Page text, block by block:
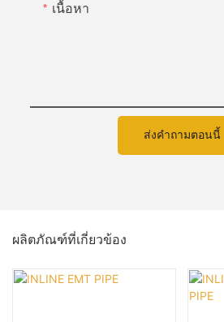
เนื้อหา
ส่งคำถามตอนนี้
ผลิตภัณฑ์ที่เกี่ยวข้อง